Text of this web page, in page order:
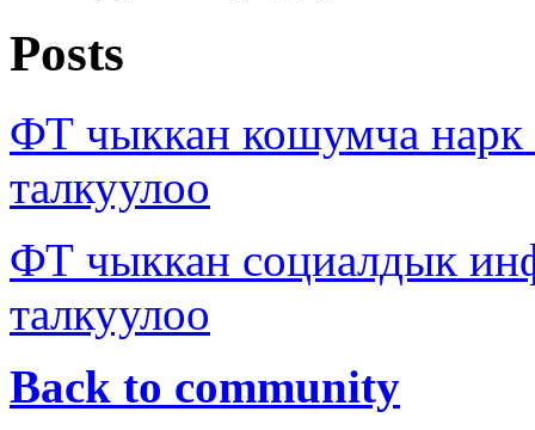
Posts
ФТ чыккан кошумча
талкуулоо
ФТ чыккан социалдык
талкуулоо
Back to community